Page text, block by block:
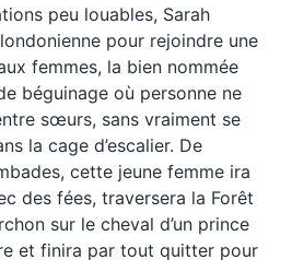
peu louables, Sarah
pour rejoindre une
femmes, la bien nommée
béguinage où personne ne
sœurs, sans vraiment se
la cage d’escalier. De
cette jeune femme ira
des fées, traversera la Forêt
sur le cheval d’un prince
et finira par tout quitter pour